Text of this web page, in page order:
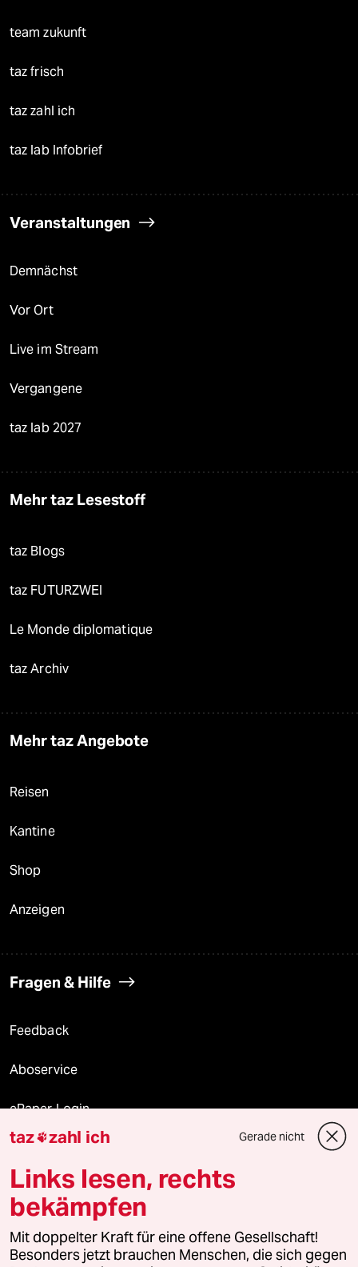
team zukunft
taz frisch
taz zahl ich
taz lab Infobrief
Veranstaltungen
Demnächst
Vor Ort
Live im Stream
Vergangene
taz lab 2027
Mehr taz Lesestoff
taz Blogs
taz FUTURZWEI
Le Monde diplomatique
taz Archiv
Mehr taz Angebote
Reisen
Kantine
Shop
Anzeigen
Fragen & Hilfe
Feedback
Aboservice
ePaper Login
Downloads für Abonnierende
© 2026 taz Verlags und Vertriebs GmbH
Alle Rechte vorbehalten. Bei rechtlichen Fragen oder für Genehmigungen
wenden Sie sich bitte an
lizenzen@taz.de
taz zahl ich Gerade nicht
Links lesen, rechts
bekämpfen
Mit doppelter Kraft für eine offene Gesellschaft!
Besonders jetzt brauchen Menschen, die sich gegen